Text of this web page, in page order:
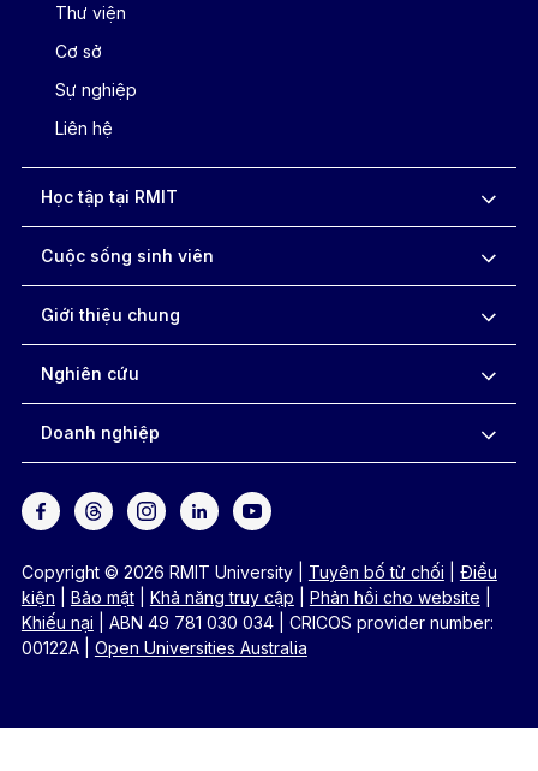
Thư viện
Cơ sở
Sự nghiệp
Liên hệ
Học tập tại RMIT
Cuộc sống sinh viên
Giới thiệu chung
Nghiên cứu
Doanh nghiệp
Copyright © 2026 RMIT University Tuyên bố từ chối
Điều
kiện
Bảo mật| Khả năng truy cập Phản hồi cho website
Khiếu nại
ABN 49 781 030 034
CRICOS provider number:
00122A
Open Universities Australia